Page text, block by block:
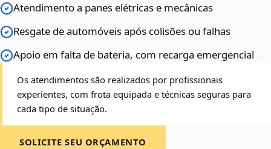
Atendimento a panes elétricas e mecânicas
Resgate de automóveis após colisões ou falhas
Apoio em falta de bateria, com recarga emergencial
Os atendimentos são realizados por profissionais
experientes, com frota equipada e técnicas seguras para
cada tipo de situação.
SOLICITE SEU ORÇAMENTO